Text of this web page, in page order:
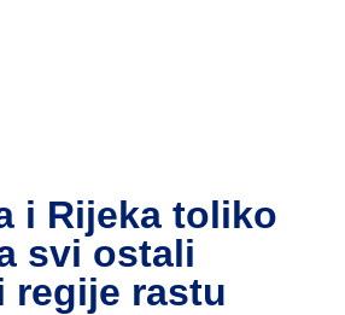
i Rijeka toliko
svi ostali
regije rastu